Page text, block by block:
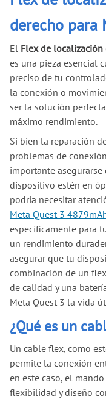
derecho para
El Flex de localización
es una pieza esencial
preciso de tu
la conexión o
ser la solución
máximo rendimiento.
Si bien la reparación
problemas de
importante
dispositivo estén en
podría necesitar
Meta Quest 3
específicamente para
un rendimiento
asegurar que tu
combinación de un
de calidad y una
Meta Quest 3 la vida
¿Qué es un
Un cable flex, como
permite la conexión
en este caso, el
flexibilidad y diseño